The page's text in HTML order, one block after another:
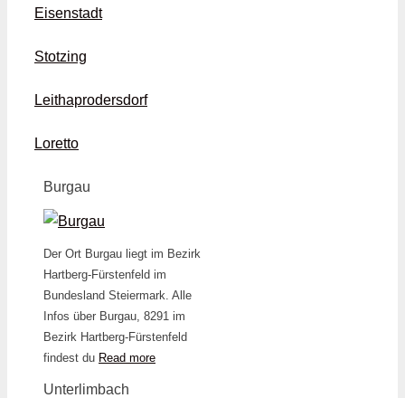
Eisenstadt
Stotzing
Leithaprodersdorf
Loretto
Burgau
Der Ort Burgau liegt im Bezirk
Hartberg-Fürstenfeld im
Bundesland Steiermark. Alle
Infos über Burgau, 8291 im
Bezirk Hartberg-Fürstenfeld
findest du Read more
Unterlimbach